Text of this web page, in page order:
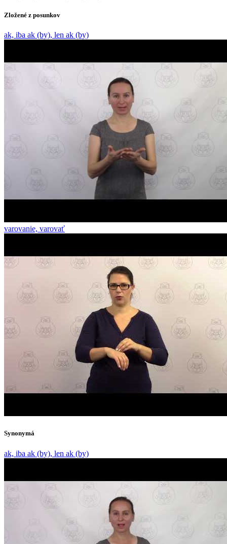
Zložené z posunkov
ak, iba ak (by), len ak (by)
varovanie, varovať
Synonymá
ak, iba ak (by), len ak (by)